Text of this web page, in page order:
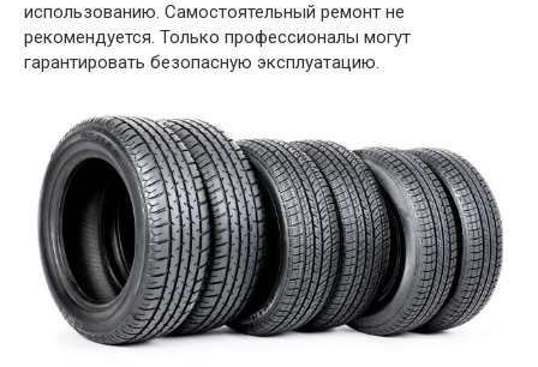
использованию. Самостоятельный ремонт не
рекомендуется. Только профессионалы могут
гарантировать безопасную эксплуатацию.